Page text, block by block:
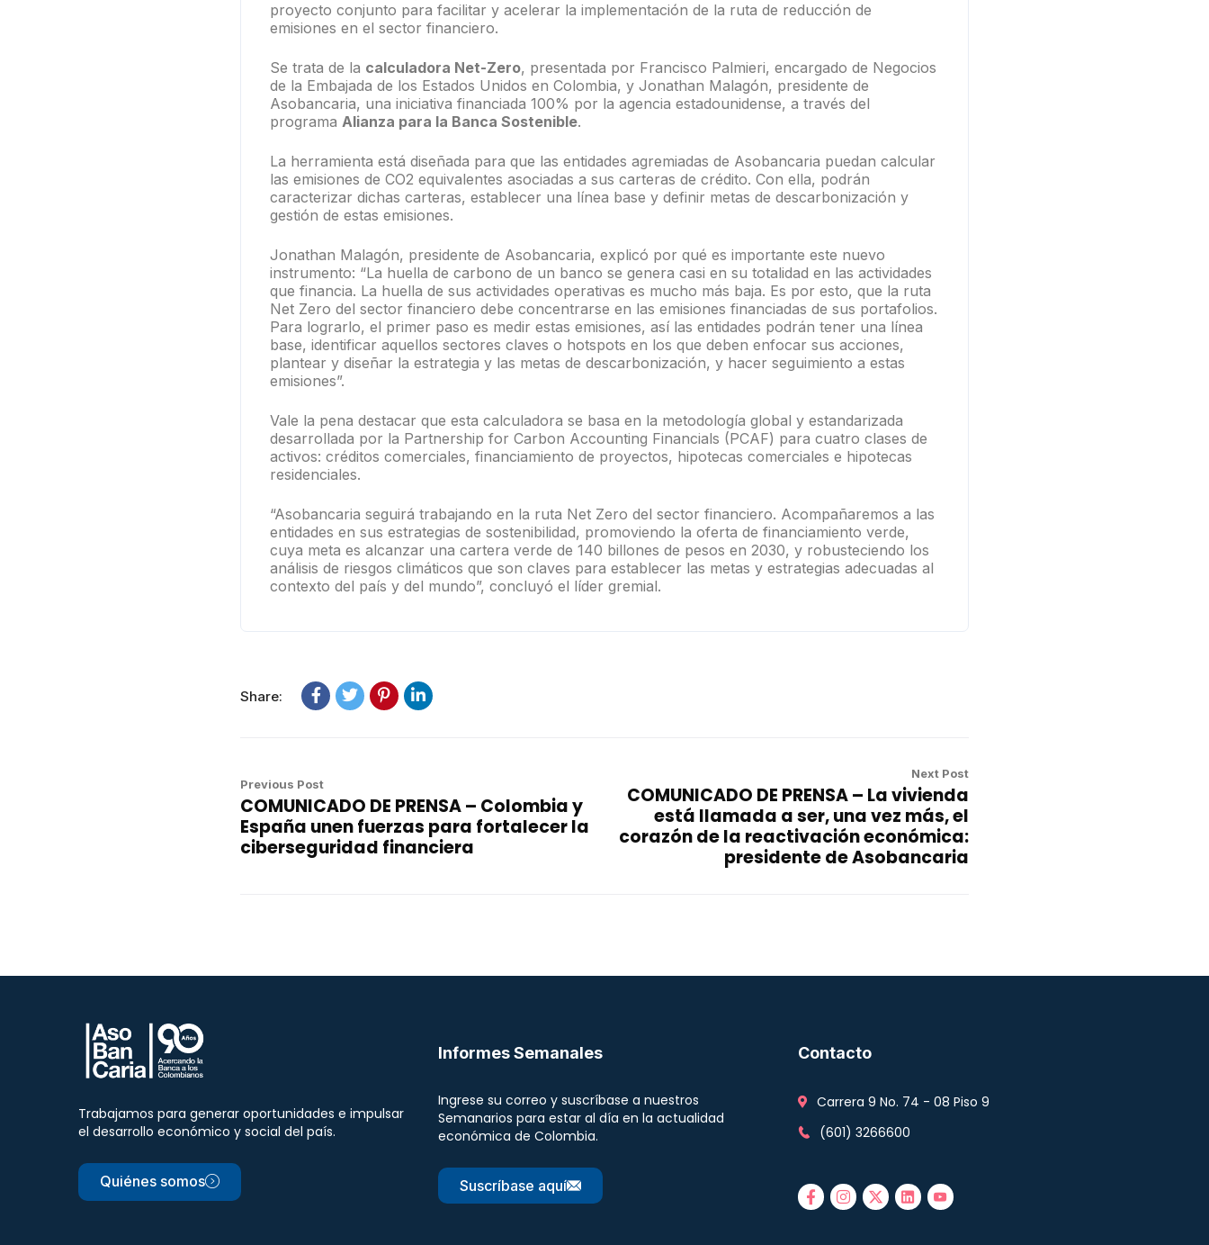
proyecto conjunto para facilitar y acelerar la implementación de la ruta de reducción de
emisiones en el sector financiero.
Se trata de la calculadora Net-Zero, presentada por Francisco Palmieri, encargado de Negocios
de la Embajada de los Estados Unidos en Colombia, y Jonathan Malagón, presidente de
Asobancaria, una iniciativa financiada 100% por la agencia estadounidense, a través del
programa Alianza para la Banca Sostenible.
La herramienta está diseñada para que las entidades agremiadas de Asobancaria puedan calcular
las emisiones de CO2 equivalentes asociadas a sus carteras de crédito. Con ella, podrán
caracterizar dichas carteras, establecer una línea base y definir metas de descarbonización y
gestión de estas emisiones.
Jonathan Malagón, presidente de Asobancaria, explicó por qué es importante este nuevo
instrumento: “La huella de carbono de un banco se genera casi en su totalidad en las actividades
que financia. La huella de sus actividades operativas es mucho más baja. Es por esto, que la ruta
Net Zero del sector financiero debe concentrarse en las emisiones financiadas de sus portafolios.
Para lograrlo, el primer paso es medir estas emisiones, así las entidades podrán tener una línea
base, identificar aquellos sectores claves o hotspots en los que deben enfocar sus acciones,
plantear y diseñar la estrategia y las metas de descarbonización, y hacer seguimiento a estas
emisiones”.
Vale la pena destacar que esta calculadora se basa en la metodología global y estandarizada
desarrollada por la Partnership for Carbon Accounting Financials (PCAF) para cuatro clases de
activos: créditos comerciales, financiamiento de proyectos, hipotecas comerciales e hipotecas
residenciales.
“Asobancaria seguirá trabajando en la ruta Net Zero del sector financiero. Acompañaremos a las
entidades en sus estrategias de sostenibilidad, promoviendo la oferta de financiamiento verde,
cuya meta es alcanzar una cartera verde de 140 billones de pesos en 2030, y robusteciendo los
análisis de riesgos climáticos que son claves para establecer las metas y estrategias adecuadas al
contexto del país y del mundo”, concluyó el líder gremial.
Share:
Previous Post
COMUNICADO DE PRENSA – Colombia y
España unen fuerzas para fortalecer la
ciberseguridad financiera
Next Post
COMUNICADO DE PRENSA – La vivienda
está llamada a ser, una vez más, el
corazón de la reactivación económica:
presidente de Asobancaria
Trabajamos para generar oportunidades e impulsar
el desarrollo económico y social del país.
Quiénes somos
Informes Semanales
Ingrese su correo y suscríbase a nuestros
Semanarios para estar al día en la actualidad
económica de Colombia.
Suscríbase aquí
Contacto
Carrera 9 No. 74 - 08 Piso 9
(601) 3266600